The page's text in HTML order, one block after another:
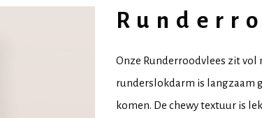
Onze Runderroodvlees zit vol
runderslokdarm is langzaam
komen. De chewy textuur is